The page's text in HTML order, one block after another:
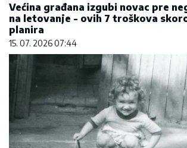
Većina građana izgubi novac pre
na letovanje - ovih 7 troškova
planira
15. 07. 2026 07:44